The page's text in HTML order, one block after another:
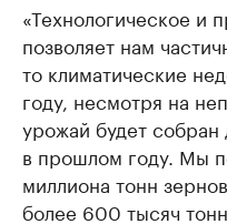
«Технологическое и
позволяет нам
то климатические
году, несмотря на
урожай будет
в прошлом году. Мы
миллиона тонн
более 600 тысяч